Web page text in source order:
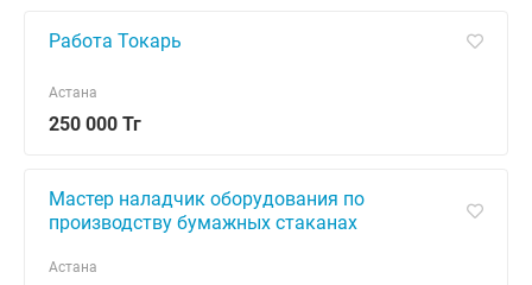
Работа Токарь
250 000 Тг
Астана
Мастер наладчик оборудования по
производству бумажных стаканах
Астана